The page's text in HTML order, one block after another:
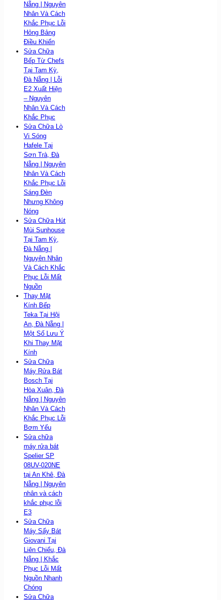
Nẵng | Nguyên
Nhân Và Cách
Khắc Phục Lỗi
Hỏng Bảng
Điều Khiển
Sửa Chữa
Bếp Từ Chefs
Tại Tam Kỳ,
Đà Nẵng | Lỗi
E2 Xuất Hiện
– Nguyên
Nhân Và Cách
Khắc Phục
Sửa Chữa Lò
Vi Sóng
Hafele Tại
Sơn Trà, Đà
Nẵng | Nguyên
Nhân Và Cách
Khắc Phục Lỗi
Sáng Đèn
Nhưng Không
Nóng
Sửa Chữa Hút
Mùi Sunhouse
Tại Tam Kỳ,
Đà Nẵng |
Nguyên Nhân
Và Cách Khắc
Phục Lỗi Mất
Nguồn
Thay Mặt
Kính Bếp
Teka Tại Hội
An, Đà Nẵng |
Một Số Lưu Ý
Khi Thay Mặt
Kính
Sửa Chữa
Máy Rửa Bát
Bosch Tại
Hòa Xuân, Đà
Nẵng | Nguyên
Nhân Và Cách
Khắc Phục Lỗi
Bơm Yếu
Sửa chữa
máy rửa bát
Spelier SP
08UV-020NE
tại An Khê, Đà
Nẵng | Nguyên
nhân và cách
khắc phục lỗi
E3
Sửa Chữa
Máy Sấy Bát
Giovani Tại
Liên Chiểu, Đà
Nẵng | Khắc
Phục Lỗi Mất
Nguồn Nhanh
Chóng
Sửa Chữa